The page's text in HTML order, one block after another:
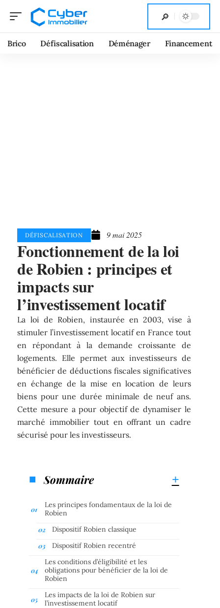
Brico Défiscalisation Déménager Financement
DÉFISCALISATION 9 mai 2025
Fonctionnement de la loi
de Robien : principes et
impacts sur
l’investissement locatif
La loi de Robien, instaurée en 2003, vise à
stimuler l’investissement locatif en France tout
en répondant à la demande croissante de
logements. Elle permet aux investisseurs de
bénéficier de déductions fiscales significatives
en échange de la mise en location de leurs
biens pour une durée minimale de neuf ans.
Cette mesure a pour objectif de dynamiser le
marché immobilier tout en offrant un cadre
sécurisé pour les investisseurs.
Sommaire
Les principes fondamentaux de la loi de
Robien
Dispositif Robien classique
Dispositif Robien recentré
Les conditions d’éligibilité et les
obligations pour bénéficier de la loi de
Robien
Les impacts de la loi de Robien sur
l’investissement locatif